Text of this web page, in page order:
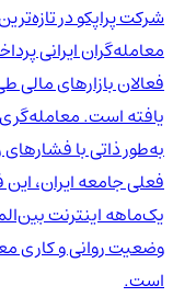
شرکت پراپکو در
معامله‌گران ایرانی
فعالان بازارهای
یافته است. معامله‌گری
به‌طور ذاتی با
فعلی جامعه ایران،
یک‌ماهه اینترنت
وضعیت روانی و کاری
است.